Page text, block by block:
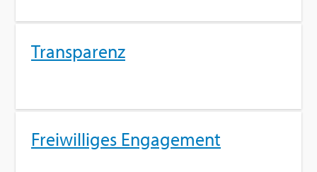
Trans­pa­renz
Frei­wil­li­ges En­ga­ge­ment